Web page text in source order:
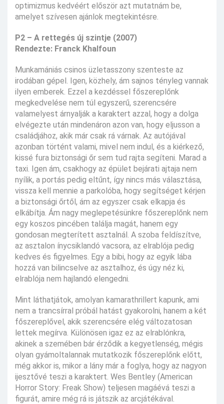
optimizmus kedvéért először azt mutatnám be,
amelyet szívesen ajánlok megtekintésre.
P2 – A rettegés új szintje (2007)
Rendezte: Franck Khalfoun
Munkamániás csinos üzletasszony szenteste az
irodában gépel. Igen, közhely, ám sajnos tényleg vannak
ilyen emberek. Ezzel a kezdéssel főszereplőnk
megkedvelése nem túl egyszerű, szerencsére
valamelyest árnyalják a karaktert azzal, hogy a dolga
elvégezte után mindenáron azon van, hogy eljusson a
családjához, akik már csak rá várnak. Az autójával
azonban történt valami, mivel nem indul, és a kiérkező,
kissé fura biztonsági őr sem tud rajta segíteni. Marad a
taxi. Igen ám, csakhogy az épület bejárati ajtaja nem
nyílik, a portás pedig eltűnt, így nincs más választása,
vissza kell mennie a parkolóba, hogy segítséget kérjen
a biztonsági őrtől, ám az egyszer csak elkapja és
elkábítja. Ám nagy meglepetésünkre főszereplőnk nem
egy koszos pincében találja magát, hanem egy
gondosan megterített asztalnál. A szoba feldíszítve,
az asztalon ínycsiklandó vacsora, az elrablója pedig
kedves és figyelmes. Egy a bibi, hogy az egyik lába
hozzá van bilincselve az asztalhoz, és úgy néz ki,
elrablója nem hajlandó elengedni.
Mint láthatjátok, amolyan kamarathrillert kapunk, ami
nem a trancsírral próbál hatást gyakorolni, hanem a két
főszereplővel, akik szerencsére elég változatosan
lettek megírva. Különösen igaz ez az elrablónkra,
akinek a szemében bár érződik a kegyetlenség, mégis
olyan gyámoltalannak mutatkozik főszereplőnk előtt,
még akkor is, mikor a lány már a foglya, hogy az nagyon
ijesztővé teszi a karaktert. Wes Bentley (American
Horror Story: Freak Show) teljesen magáévá teszi a
figurát, amire még rá is játszik az arcjátékával.